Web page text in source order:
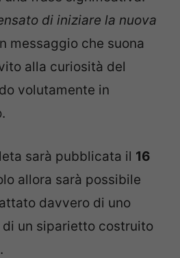
di iniziare la nuova
messaggio che suona
alla curiosità del
volutamente in
sarà pubblicata il 16
allora sarà possibile
davvero di uno
un siparietto costruito